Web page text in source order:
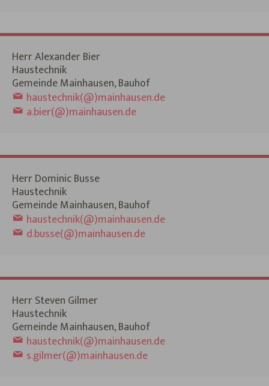
Herr Alexander Bier
Haustechnik
Gemeinde Mainhausen, Bauhof
haustechnik(@)mainhausen.de
a.bier(@)mainhausen.de
Herr Dominic Busse
Haustechnik
Gemeinde Mainhausen, Bauhof
haustechnik(@)mainhausen.de
d.busse(@)mainhausen.de
Herr Steven Gilmer
Haustechnik
Gemeinde Mainhausen, Bauhof
haustechnik(@)mainhausen.de
s.gilmer(@)mainhausen.de